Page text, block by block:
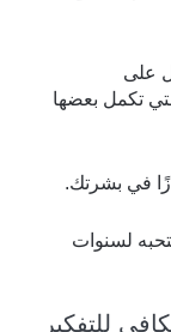
على
تكمل بعضها
في بشرتك.
لسنوات
للتفكير